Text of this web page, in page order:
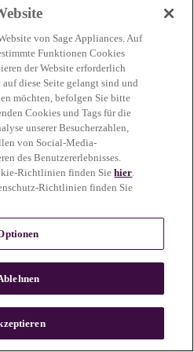
von Sage Appliances. Auf
Funktionen Cookies
der Website erforderlich
diese Seite gelangt sind und
möchten, befolgen Sie bitte
Cookies und Tags für die
unserer Besucherzahlen,
von Social-Media-
des Benutzererlebnisses.
Richtlinien finden Siehier.
Richtlinien finden Sie